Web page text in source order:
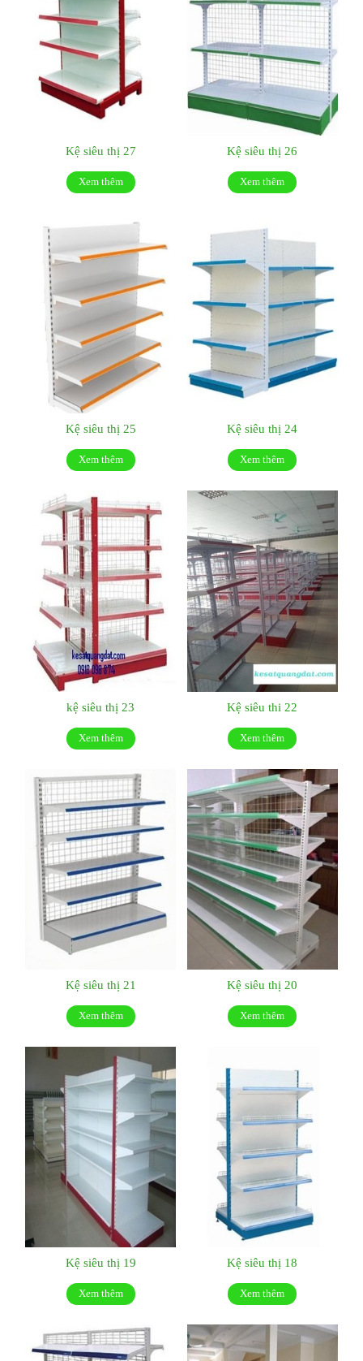
Kệ siêu thị 27
Xem thêm
Kệ siêu thị 26
Xem thêm
Kệ siêu thị 25
Xem thêm
Kệ siêu thị 24
Xem thêm
kệ siêu thị 23
Xem thêm
Kệ siêu thi 22
Xem thêm
Kệ siêu thị 21
Xem thêm
Kệ siêu thị 20
Xem thêm
Kệ siêu thị 19
Xem thêm
Kệ siêu thị 18
Xem thêm